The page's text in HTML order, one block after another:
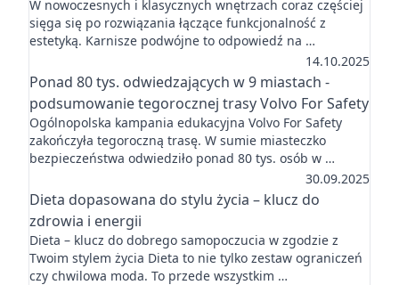
W nowoczesnych i klasycznych wnętrzach coraz częściej
sięga się po rozwiązania łączące funkcjonalność z
estetyką. Karnisze podwójne to odpowiedź na …
14.10.2025
Ponad 80 tys. odwiedzających w 9 miastach -
podsumowanie tegorocznej trasy Volvo For Safety
Ogólnopolska kampania edukacyjna Volvo For Safety
zakończyła tegoroczną trasę. W sumie miasteczko
bezpieczeństwa odwiedziło ponad 80 tys. osób w …
30.09.2025
Dieta dopasowana do stylu życia – klucz do
zdrowia i energii
Dieta – klucz do dobrego samopoczucia w zgodzie z
Twoim stylem życia Dieta to nie tylko zestaw ograniczeń
czy chwilowa moda. To przede wszystkim …